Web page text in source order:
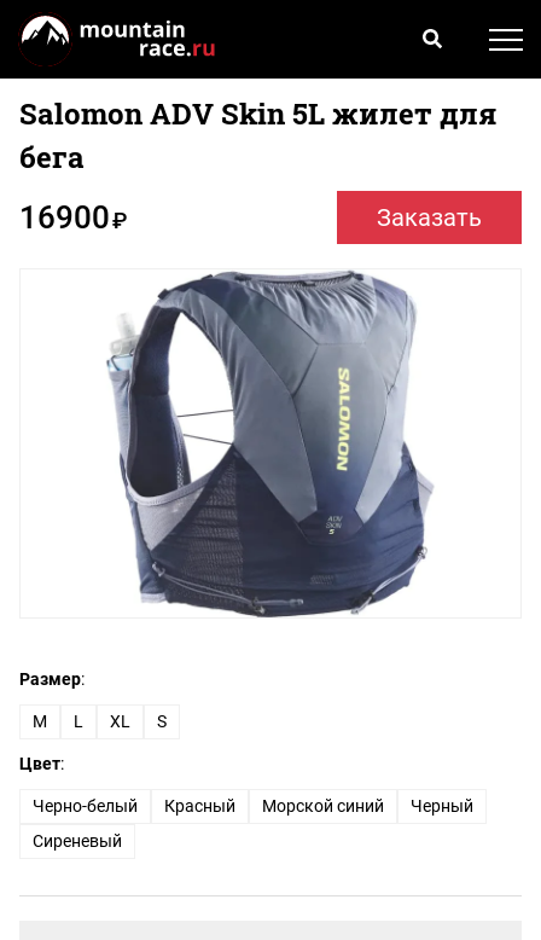
Salomon ADV Skin 5L жилет для
бега
16900₽ Заказать
Размер:
M L XL S
Цвет:
Черно-белый Красный Морской синий
Черный
Сиреневый